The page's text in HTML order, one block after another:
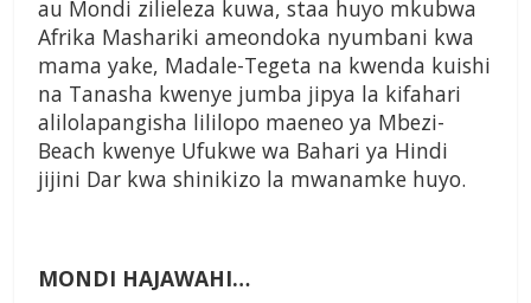
au Mondi zilieleza kuwa, staa huyo mkubwa
Afrika Mashariki ameondoka nyumbani kwa
mama yake, Madale-Tegeta na kwenda kuishi
na Tanasha kwenye jumba jipya la kifahari
alilolapangisha lililopo maeneo ya Mbezi-
Beach kwenye Ufukwe wa Bahari ya Hindi
jijini Dar kwa shinikizo la mwanamke huyo.
MONDI HAJAWAHI…